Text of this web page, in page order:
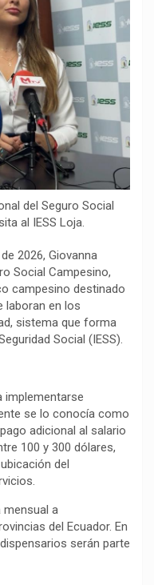
del Seguro Social
al IESS Loja.
2026, Giovanna
Social Campesino,
campesino destinado
laboran en los
sistema que forma
Social (IESS).
implementarse
se lo conocía como
adicional al salario
100 y 300 dólares,
del
mensual a
del Ecuador. En
serán parte